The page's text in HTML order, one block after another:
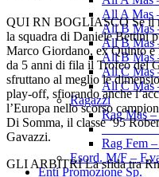
All A Mas
All B Mas
All B Mas
All B Mas
All C Mas
All C Mas
Ragazzi
Rag Mas –
Rag Fem
Esord. M/F –
Enti Promozione Sp.
QUI RN BOGLIASCO Se il
la squadra di Daniele Bettini
Marco Giordano, ex Quinto e
da 5 anni di fila il Trofeo del
sfruttano al meglio le
play-off, sfiorando anche
l’Europa nello scorso
Di Somma, il classe ’95
Gavazzi.
GLI ARBITRI La sfida tra Rn